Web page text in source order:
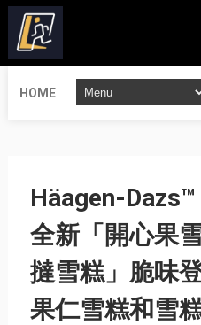
HOME
Häagen-
全新「開心果
撻雪糕」脆味
果仁雪糕和雪